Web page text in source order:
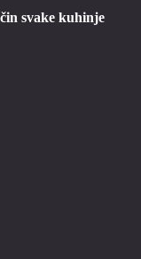
svake kuhinje